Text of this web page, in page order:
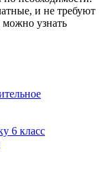
и не требуют
можно узнать
6 класс